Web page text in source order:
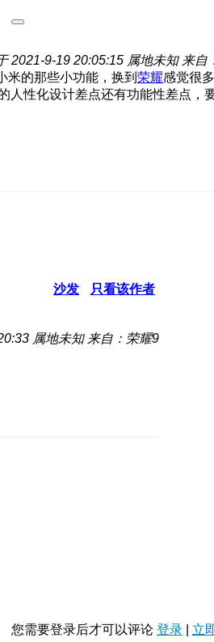
2021-9-19 20:05:15 属地未知 来自
米的那些小功能，换到 荣耀感觉很
人性化设计差点还有功能性差点，
沙发 只看该作者
属地未知 来自：荣耀9
您需要登录后才可以评论 登录 立